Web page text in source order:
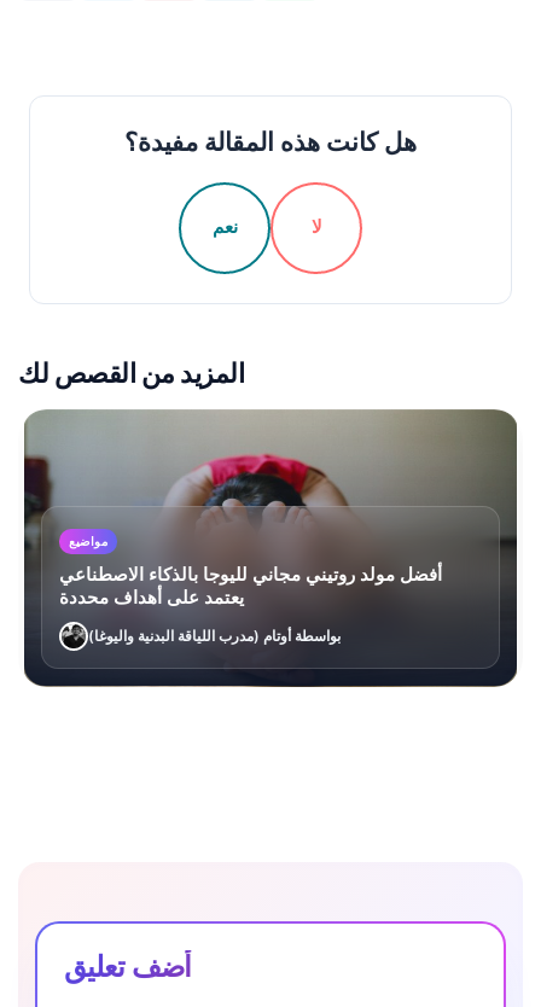
هل كانت هذه المقالة مفيدة؟
نعم لا
المزيد من القصص لك
مواضيع
أفضل مولد روتيني مجاني لليوجا بالذكاء الاصطناعي
يعتمد على أهداف محددة
بواسطة أوتام (مدرب اللياقة البدنية واليوغا)
أضف تعليق